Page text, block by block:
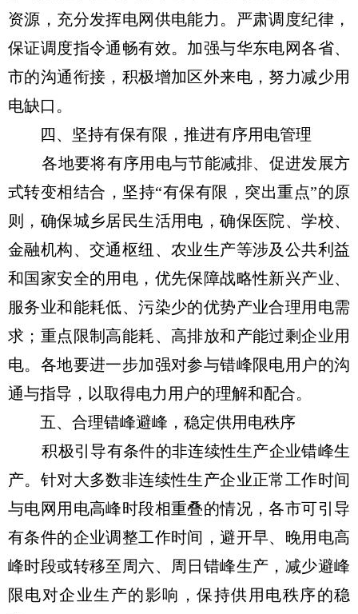
资源，充分发挥电网供电能力。严肃调度纪律，
保证调度指令通畅有效。加强与华东电网各省、
市的沟通衔接，积极增加区外来电，努力减少用
电缺口。
四、坚持有保有限，推进有序用电管理
各地要将有序用电与节能减排、促进发展方
式转变相结合，坚持“有保有限，突出重点”的原
则，确保城乡居民生活用电，确保医院、学校、
金融机构、交通枢纽、农业生产等涉及公共利益
和国家安全的用电，优先保障战略性新兴产业、
服务业和能耗低、污染少的优势产业合理用电需
求；重点限制高能耗、高排放和产能过剩企业用
电。各地要进一步加强对参与错峰限电用户的沟
通与指导，以取得电力用户的理解和配合。
五、合理错峰避峰，稳定供用电秩序
积极引导有条件的非连续性生产企业错峰生
产。针对大多数非连续性生产企业正常工作时间
与电网用电高峰时段相重叠的情况，各市可引导
有条件的企业调整工作时间，避开早、晚用电高
峰时段或转移至周六、周日错峰生产，减少避峰
限电对企业生产的影响，保持供用电秩序的稳